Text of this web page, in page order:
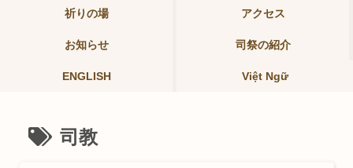
祈りの場 アクセス
お知らせ 司祭の紹介
ENGLISH Việt Ngữ
司教